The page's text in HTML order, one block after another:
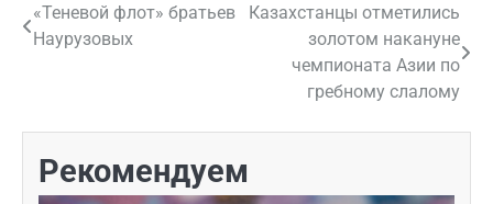
Навигация
«Теневой флот» братьев
Наурузовых
Казахстанцы отметились
золотом накануне
чемпионата Азии по
гребному слалому
Рекомендуем